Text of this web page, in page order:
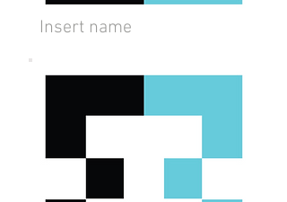
Insert name